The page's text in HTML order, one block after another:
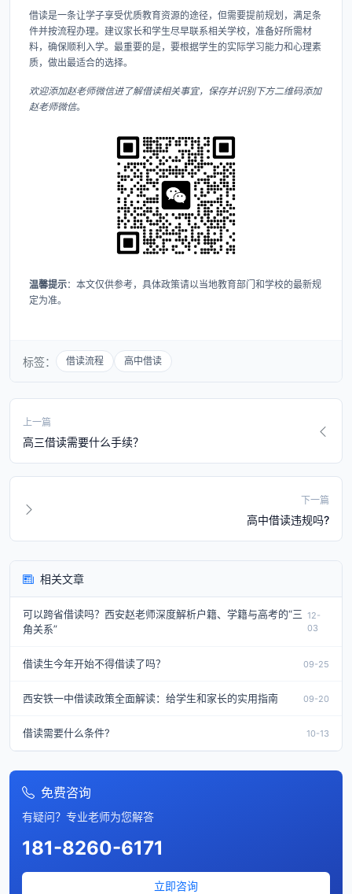
借读是一条让学子享受优质教育资源的途径，但需要提前规划，满足条
件并按流程办理。建议家长和学生尽早联系相关学校，准备好所需材
料，确保顺利入学。最重要的是，要根据学生的实际学习能力和心理素
质，做出最适合的选择。
欢迎添加赵老师微信进了解借读相关事宜，保存并识别下方二维码添加
赵老师微信。
温馨提示​：本文仅供参考，具体政策请以当地教育部门和学校的最新规
定为准。
标签： 借读流程 高中借读
上一篇
高三借读需要什么手续？
下一篇
高中借读违规吗?
相关文章
可以跨省借读吗？西安赵老师深度解析户籍、学籍与高考的“三
角关系”
12-
03
借读生今年开始不得借读了吗？ 09-25
西安铁一中借读政策全面解读：给学生和家长的实用指南 09-20
借读需要什么条件? 10-13
免费咨询
有疑问？专业老师为您解答
181-8260-6171
立即咨询